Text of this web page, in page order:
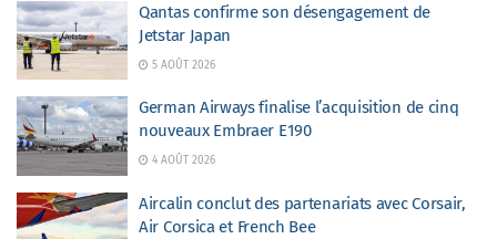
Qantas confirme son désengagement de
Jetstar Japan
5 AOÛT 2026
German Airways finalise l’acquisition de cinq
nouveaux Embraer E190
4 AOÛT 2026
Aircalin conclut des partenariats avec Corsair,
Air Corsica et French Bee